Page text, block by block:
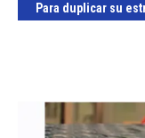
Para duplicar su